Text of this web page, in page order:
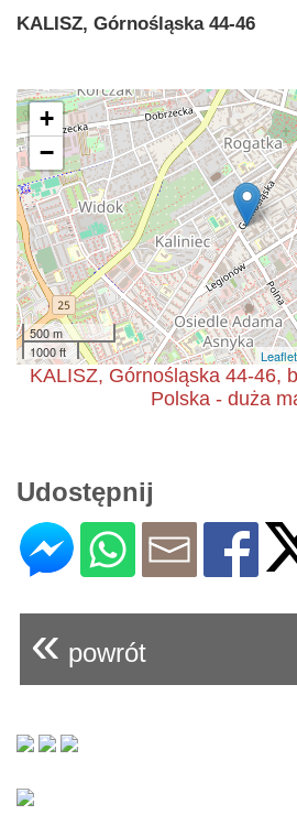
KALISZ, Górnośląska 44-46
+
−
500 m
1000 ft
Leaflet
KALISZ, Górnośląska 44-46,
Polska - duża
Udostępnij
« powrót